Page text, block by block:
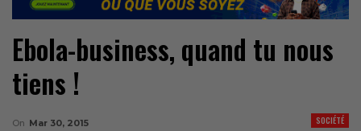
Ebola-business, quand tu nous
tiens !
SOCIÉTÉ
On Mar 30, 2015